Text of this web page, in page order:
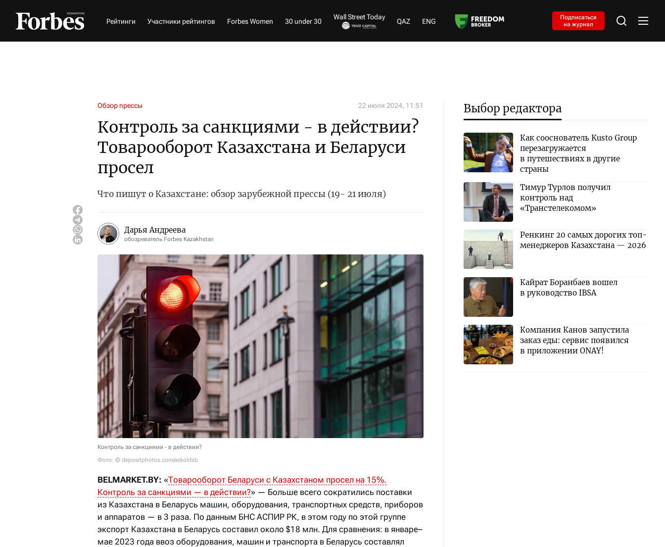
Рейтинги Участники рейтингов Forbes Women 30 under 30
Wall Street Today
QAZ ENG
Подписаться
на журнал
Обзор прессы 22 июля 2024, 11:51
Контроль за санкциями - в действии?
Товарооборот Казахстана и Беларуси
просел
Что пишут о Казахстане: обзор зарубежной прессы (19- 21 июля)
Дарья Андреева
обозреватель Forbes Kazakhstan
Контроль за санкциями - в действии?
Фото: © depositphotos.com/askoldsb
BELMARKET.BY: «Товарооборот Беларуси с Казахстаном просел на 15%.
Контроль за санкциями — в действии?» — Больше всего сократились поставки
из Казахстана в Беларусь машин, оборудования, транспортных средств, приборов
и аппаратов — в 3 раза. По данным БНС АСПИР РК, в этом году по этой группе
экспорт Казахстана в Беларусь составил около $18 млн. Для сравнения: в январе–
мае 2023 года ввоз оборудования, машин и транспорта в Беларусь составлял
Выбор редактора
Как сооснователь Kusto Group
перезагружается
в путешествиях в другие
страны
Тимур Турлов получил
контроль над
«Транстелекомом»
Ренкинг 20 самых дорогих топ-
менеджеров Казахстана — 2026
Кайрат Боранбаев вошел
в руководство IBSA
Компания Канов запустила
заказ еды: сервис появился
в приложении ONAY!